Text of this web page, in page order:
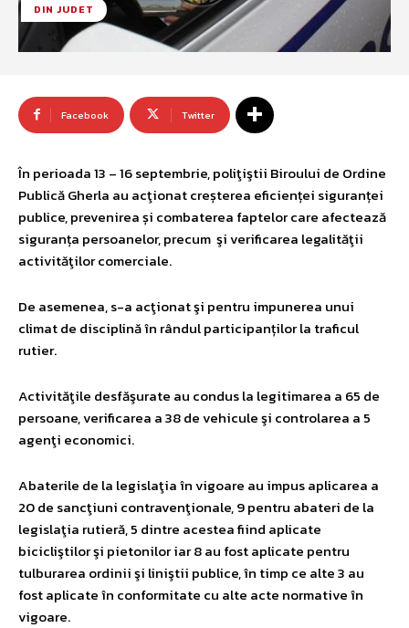
DIN JUDET
Facebook Twitter
În perioada 13 – 16 septembrie, poliţiştii Biroului de Ordine
Publică Gherla au acţionat creșterea eficienței siguranței
publice, prevenirea și combaterea faptelor care afectează
siguranța persoanelor, precum şi verificarea legalităţii
activităţilor comerciale.
De asemenea, s-a acţionat şi pentru impunerea unui
climat de disciplină în rândul participanților la traficul
rutier.
Activităţile desfăşurate au condus la legitimarea a 65 de
persoane, verificarea a 38 de vehicule şi controlarea a 5
agenţi economici.
Abaterile de la legislaţia în vigoare au impus aplicarea a
20 de sancţiuni contravenţionale, 9 pentru abateri de la
legislaţia rutieră, 5 dintre acestea fiind aplicate
bicicliştilor şi pietonilor iar 8 au fost aplicate pentru
tulburarea ordinii şi liniştii publice, în timp ce alte 3 au
fost aplicate în conformitate cu alte acte normative în
vigoare.